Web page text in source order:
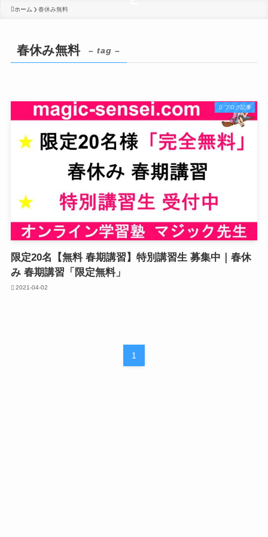
ホーム 春休み無料
春休み無料 – tag –
ブログ記事
限定20名【無料 春期講習】特別講習生 募集中｜春休
み 春期講習「限定無料」
2021-04-02
1